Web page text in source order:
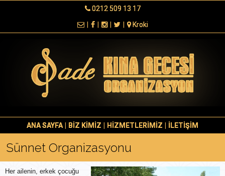
0212 509 13 17
Kroki
ANA SAYFA BİZ KİMİZ HİZMETLERİMİZ İLETİŞİM
Sünnet Organizasyonu
Her ailenin, erkek çocuğu